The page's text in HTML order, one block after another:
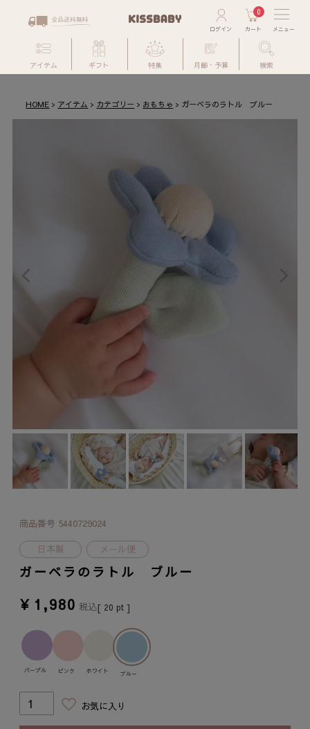
0
アイテム ギフト 特集 月齢・予算 検索
HOME アイテム カテゴリー おもちゃ ガーベラのラトル ブルー
商品番号 5440729024
日本製 メール便
ガーベラのラトル ブルー
¥ 1,980 税込[ 20 pt ]
パープル ピンク ホワイト ブルー
お気に入り